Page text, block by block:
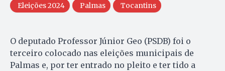
Eleições 2024 Palmas Tocantins
O deputado Professor Júnior Geo (PSDB) foi o
terceiro colocado nas eleições municipais de
Palmas e, por ter entrado no pleito e ter tido a